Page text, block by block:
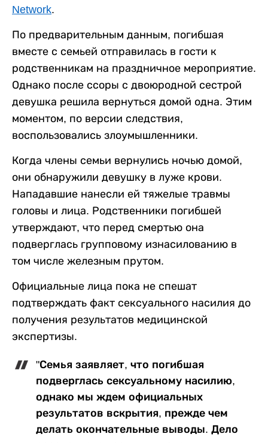
Network.
По предварительным данным, погибшая
вместе с семьей отправилась в гости к
родственникам на праздничное мероприятие.
Однако после ссоры с двоюродной сестрой
девушка решила вернуться домой одна. Этим
моментом, по версии следствия,
воспользовались злоумышленники.
Когда члены семьи вернулись ночью домой,
они обнаружили девушку в луже крови.
Нападавшие нанесли ей тяжелые травмы
головы и лица. Родственники погибшей
утверждают, что перед смертью она
подверглась групповому изнасилованию в
том числе железным прутом.
Официальные лица пока не спешат
подтверждать факт сексуального насилия до
получения результатов медицинской
экспертизы.
"Семья заявляет, что погибшая
подверглась сексуальному насилию,
однако мы ждем официальных
результатов вскрытия, прежде чем
делать окончательные выводы. Дело